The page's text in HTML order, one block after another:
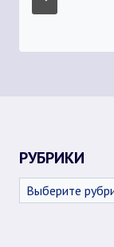
РУБРИКИ
Рубрики